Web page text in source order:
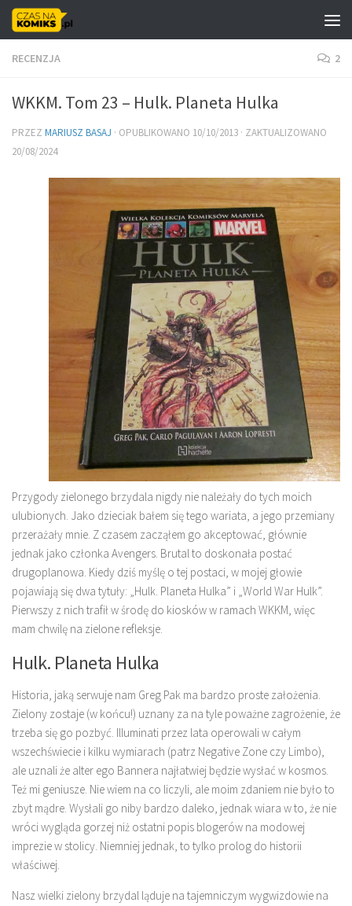
Skip to content
RECENZJA 2
WKKM. Tom 23 – Hulk. Planeta Hulka
PRZEZ MARIUSZ BASAJ · OPUBLIKOWANO 10/10/2013 · ZAKTUALIZOWANO
20/08/2024
Przygody zielonego brzydala nigdy nie należały do tych moich
ulubionych. Jako dzieciak bałem się tego wariata, a jego przemiany
przerażały mnie. Z czasem zacząłem go akceptować, głównie
jednak jako członka Avengers. Brutal to doskonała postać
drugoplanowa. Kiedy dziś myślę o tej postaci, w mojej głowie
pojawiają się dwa tytuły: „Hulk. Planeta Hulka” i „World War Hulk”.
Pierwszy z nich trafił w środę do kiosków w ramach WKKM, więc
mam chwilę na zielone refleksje.
Hulk. Planeta Hulka
Historia, jaką serwuje nam Greg Pak ma bardzo proste założenia.
Zielony zostaje (w końcu!) uznany za na tyle poważne zagrożenie, że
trzeba się go pozbyć. Illuminati przez lata operowali w całym
wszechświecie i kilku wymiarach (patrz Negative Zone czy Limbo),
ale uznali że alter ego Bannera najłatwiej będzie wysłać w kosmos.
Też mi geniusze. Nie wiem na co liczyli, ale moim zdaniem nie było to
zbyt mądre. Wysłali go niby bardzo daleko, jednak wiara w to, że nie
wróci wygląda gorzej niż ostatni popis blogerów na modowej
imprezie w stolicy. Niemniej jednak, to tylko prolog do historii
właściwej.
Nasz wielki zielony brzydal ląduje na tajemniczym wygwizdowie na